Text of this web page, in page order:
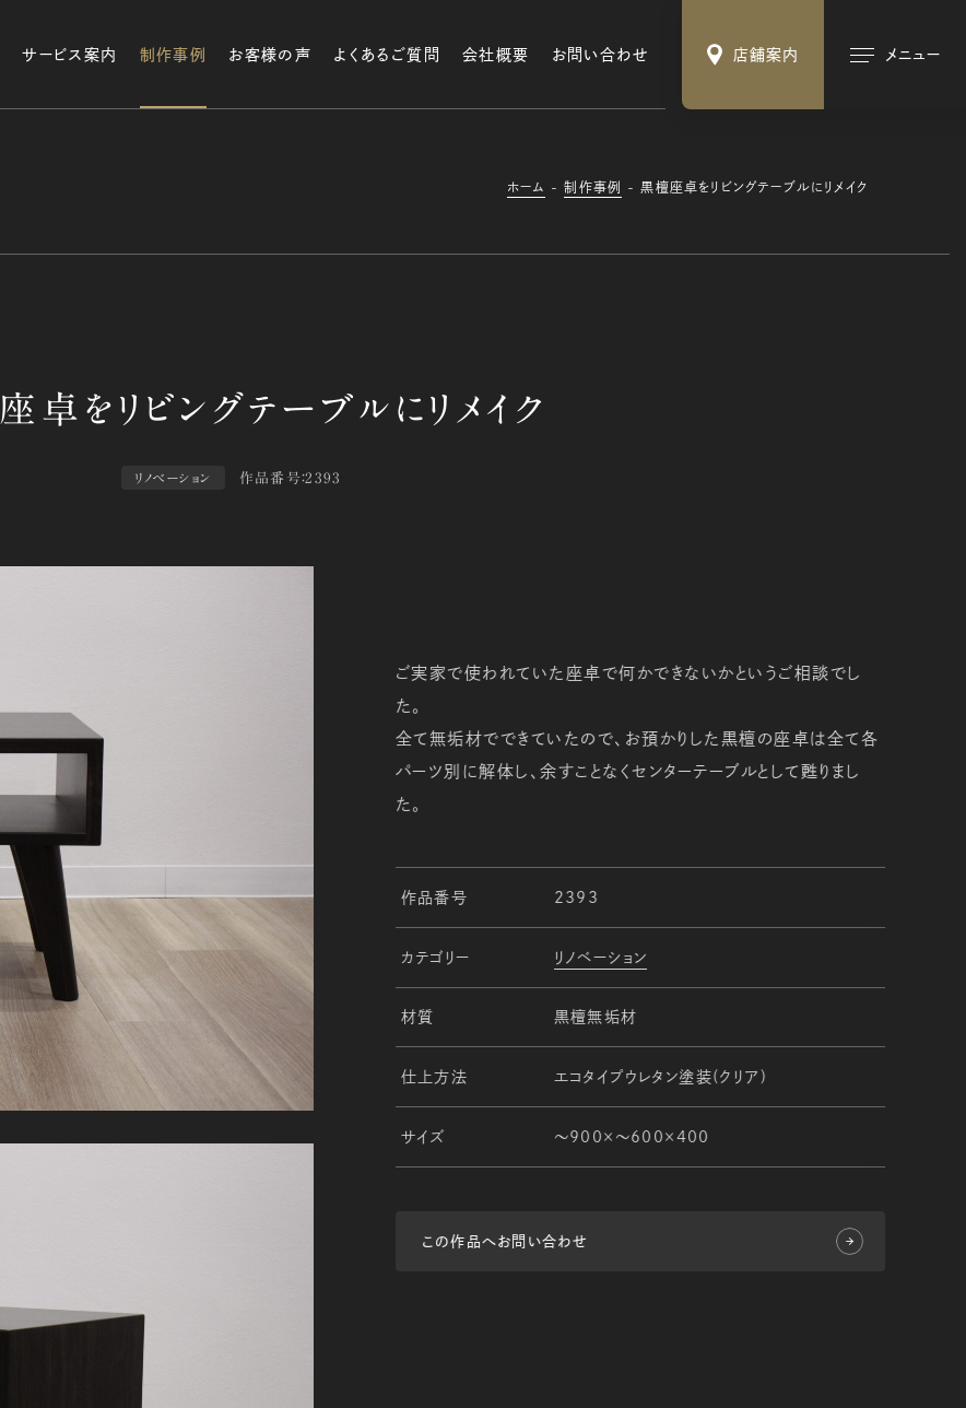
サービス案内 制作事例 お客様の声 よくあるご質問 会社概要 お問い合わせ 店舗案内 メニュー
ホーム 制作事例 黒檀座卓をリビングテーブルにリメイク
リノベーション 作品番号：2393
ご実家で使われていた座卓で何かできないかというご相談でし
た。
全て無垢材でできていたので、お預かりした黒檀の座卓は全て各
パーツ別に解体し、余すことなくセンターテーブルとして甦りまし
た。
作品番号 2393
カテゴリー リノベーション
材質 黒檀無垢材
仕上方法 エコタイプウレタン塗装(クリア)
サイズ ～900×～600×400
この作品へお問い合わせ